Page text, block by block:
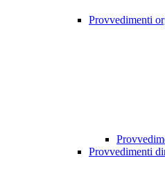
Provvedimenti
Provvedimenti